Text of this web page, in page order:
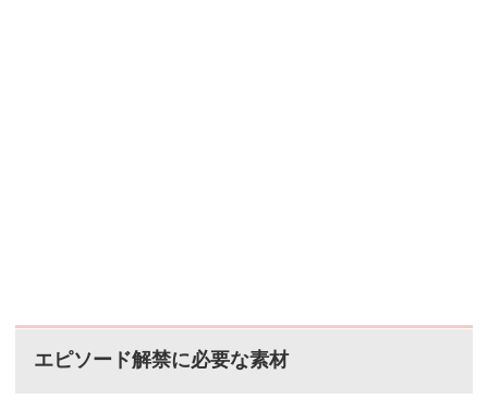
エピソード解禁に必要な素材